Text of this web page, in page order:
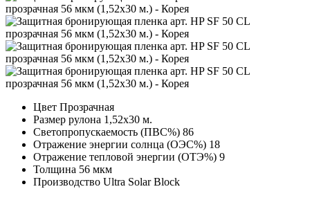
Цвет Прозрачная
Размер рулона 1,52х30 м.
Светопропускаемость (ПВС%) 86
Отражение энергии солнца (ОЭС%) 18
Отражение тепловой энергии (ОТЭ%) 9
Толщина 56 мкм
Производство Ultra Solar Block